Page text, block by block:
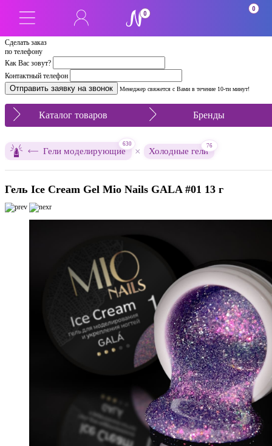
Сделать заказ
по телефону
Как Вас зовут?
Контактный телефон
Менеджер свяжется с Вами в течение 10-ти минут!
0
0
Каталог товаров Бренды
Гели моделирующие
630
× Холодные гели
76
Гель Ice Cream Gel Mio Nails GALA #01 13 г